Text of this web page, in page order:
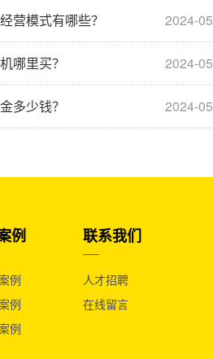
2024-05
营模式有哪些？
2024-05
哪里买？
2024-05
多少钱？
例
例
例
例
联系我们
人才招聘
在线留言